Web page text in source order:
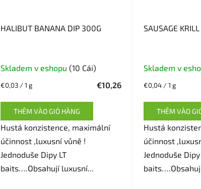
HALIBUT BANANA DIP 300G
giá
bình
của
sản
phẩm
là
5,0
Skladem v eshopu (10 Cái)
€10,26
Giá
lường:
€0,03 / 1 g
THÊM VÀO GIỎ HÀNG
Hustá konzistence, maximální
účinnost ,luxusní vůně !
Jednoduše Dipy LT
baits….Obsahují luxusní...
SAUSAGE
Skladem v
Giá
lường:
€0,04 / 1 g
THÊM VÀO
Hustá
účinnost
Jednoduše Dipy
baits….Obsahují